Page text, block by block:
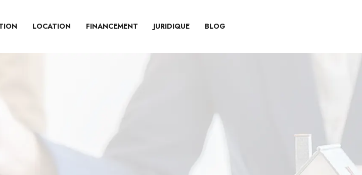
LOCATION FINANCEMENT JURIDIQUE BLOG